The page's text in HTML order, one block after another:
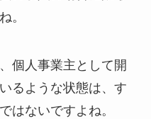
。
個人事業主として開
るような状態は、す
はないですよね。